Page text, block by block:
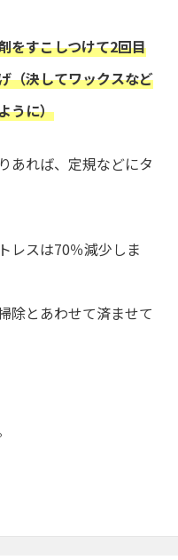
をすこしつけて2回目
（決してワックスなど
うに）
あれば、定規などにタ
レスは70％減少しま
除とあわせて済ませて